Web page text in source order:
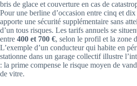
bris de glace et couverture en cas de
Pour une berline d’occasion entre cinq et
apporte une sécurité supplémentaire sans
d’un tous risques. Les tarifs annuels se
entre 400 et 700 €, selon le profil et la zone
L’exemple d’un conducteur qui habite en
stationne dans un garage collectif illustre
: la prime compense le risque moyen de
de vitre.